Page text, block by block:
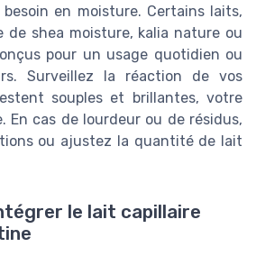
en moisture. Certains laits,
de shea moisture, kalia nature ou
pour un usage quotidien ou
Surveillez la réaction de vos
souples et brillantes, votre
En cas de lourdeur ou de résidus,
ou ajustez la quantité de lait
le lait capillaire